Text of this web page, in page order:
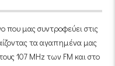
που μας συντροφεύει στις
τα αγαπημένα μας
107 MHz των FM και στο